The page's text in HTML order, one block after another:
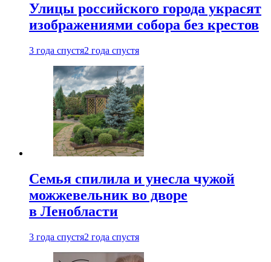
Улицы российского города украсят
изображениями собора без крестов
3 года спустя2 года спустя
Семья спилила и унесла чужой
можжевельник во дворе
в Ленобласти
3 года спустя2 года спустя